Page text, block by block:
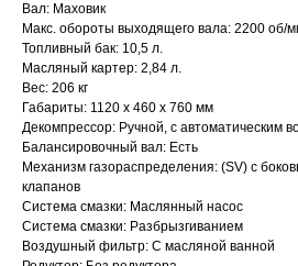
Вал: Маховик
Макс. обороты выходящего вала: 2200 об/
Топливный бак: 10,5 л.
Масляный картер: 2,84 л.
Вес: 206 кг
Габариты: 1120 x 460 x 760 мм
Декомпрессор: Ручной, с автоматическим
Балансировочный вал: Есть
Механизм газораспределения: (SV) с
клапанов
Система смазки: Маслянный насос
Система смазки: Разбрызгиванием
Воздушный фильтр: С масляной ванной
БЕСПЛАТНО